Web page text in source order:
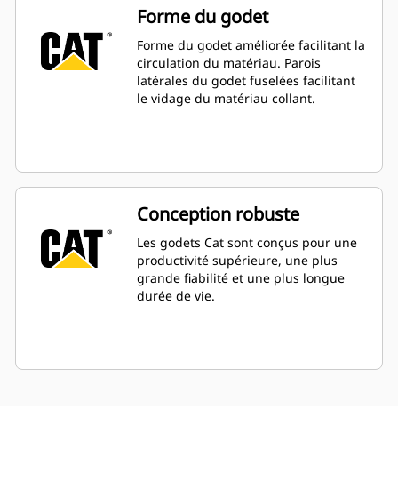
Forme du godet
Forme du godet améliorée facilitant la
circulation du matériau. Parois
latérales du godet fuselées facilitant
le vidage du matériau collant.
Conception robuste
Les godets Cat sont conçus pour une
productivité supérieure, une plus
grande fiabilité et une plus longue
durée de vie.